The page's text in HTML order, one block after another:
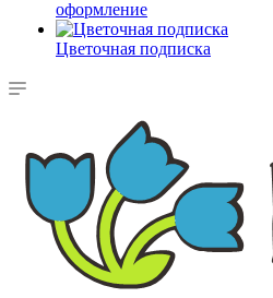
оформление
Цветочная подписка